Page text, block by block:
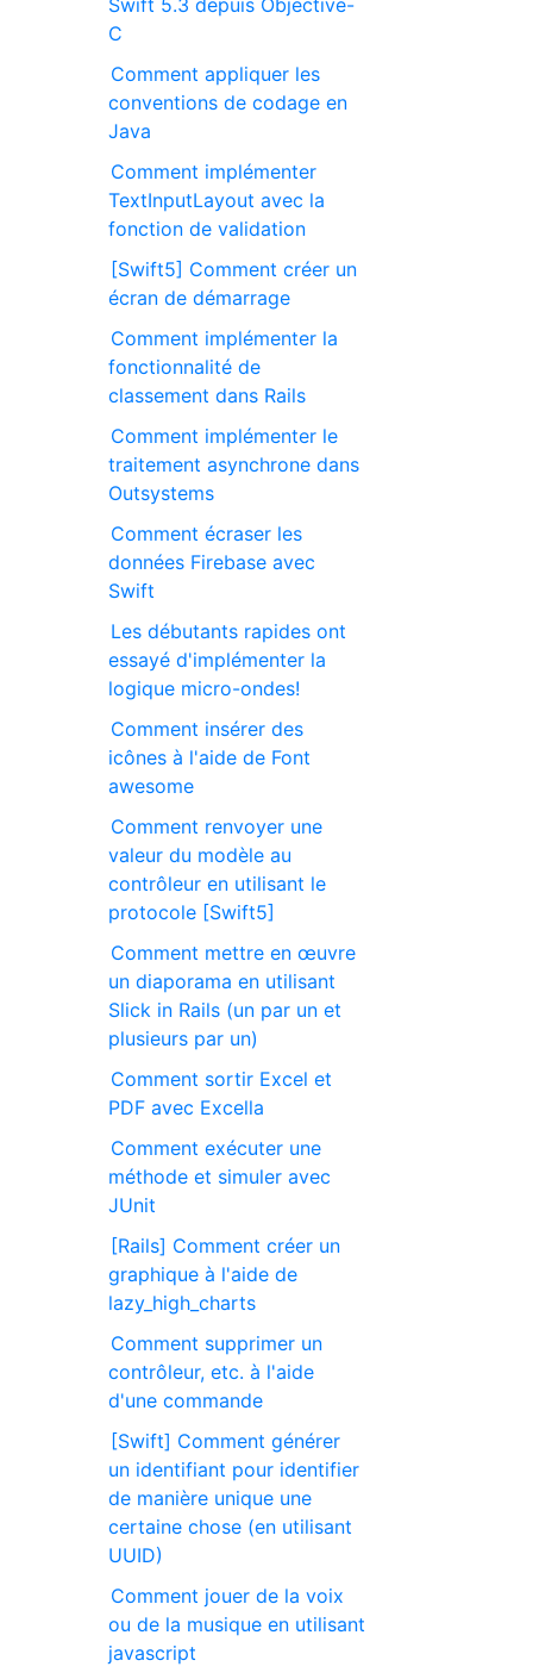
Swift 5.3 depuis Objective-
C
Comment appliquer les
conventions de codage en
Java
Comment implémenter
TextInputLayout avec la
fonction de validation
[Swift5] Comment créer un
écran de démarrage
Comment implémenter la
fonctionnalité de
classement dans Rails
Comment implémenter le
traitement asynchrone dans
Outsystems
Comment écraser les
données Firebase avec
Swift
Les débutants rapides ont
essayé d'implémenter la
logique micro-ondes!
Comment insérer des
icônes à l'aide de Font
awesome
Comment renvoyer une
valeur du modèle au
contrôleur en utilisant le
protocole [Swift5]
Comment mettre en œuvre
un diaporama en utilisant
Slick in Rails (un par un et
plusieurs par un)
Comment sortir Excel et
PDF avec Excella
Comment exécuter une
méthode et simuler avec
JUnit
[Rails] Comment créer un
graphique à l'aide de
lazy_high_charts
Comment supprimer un
contrôleur, etc. à l'aide
d'une commande
[Swift] Comment générer
un identifiant pour identifier
de manière unique une
certaine chose (en utilisant
UUID)
Comment jouer de la voix
ou de la musique en utilisant
javascript